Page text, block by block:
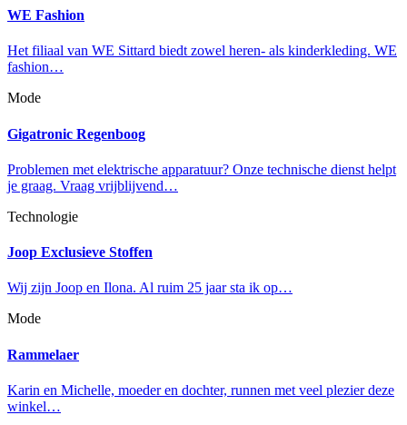
WE Fashion
Het filiaal van WE Sittard biedt zowel heren- als kinderkleding. WE
fashion…
Mode
Gigatronic Regenboog
Problemen met elektrische apparatuur? Onze technische dienst helpt
je graag. Vraag vrijblijvend…
Technologie
Joop Exclusieve Stoffen
Wij zijn Joop en Ilona. Al ruim 25 jaar sta ik op…
Mode
Rammelaer
Karin en Michelle, moeder en dochter, runnen met veel plezier deze
winkel…